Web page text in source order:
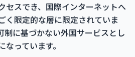
セスでき、国際インターネットへ
く限定的な層に限定されていま
に基づかない外国サービスとし
っています。